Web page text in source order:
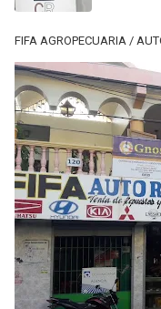
FIFA AGROPECUARIA /